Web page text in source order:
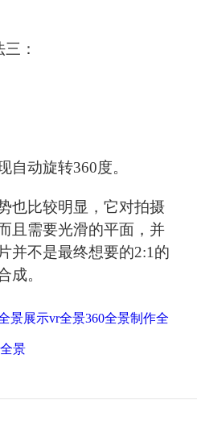
：
自动旋转360度。
也比较明显，它对拍摄
且需要光滑的平面，并
并不是最终想要的2:1的
成。
景展示vr全景360全景制作全
景